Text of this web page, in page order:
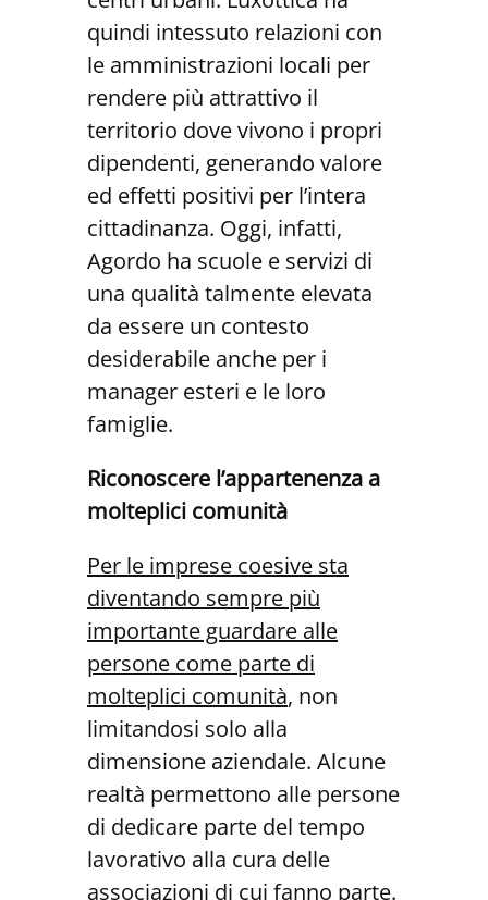
quindi intessuto relazioni con
le amministrazioni locali per
rendere più attrattivo il
territorio dove vivono i propri
dipendenti, generando valore
ed effetti positivi per l’intera
cittadinanza. Oggi, infatti,
Agordo ha scuole e servizi di
una qualità talmente elevata
da essere un contesto
desiderabile anche per i
manager esteri e le loro
famiglie.
Riconoscere l’appartenenza a
molteplici comunità
Per le imprese coesive sta
diventando sempre più
importante guardare alle
persone come parte di
molteplici comunità, non
limitandosi solo alla
dimensione aziendale. Alcune
realtà permettono alle persone
di dedicare parte del tempo
lavorativo alla cura delle
associazioni di cui fanno parte.